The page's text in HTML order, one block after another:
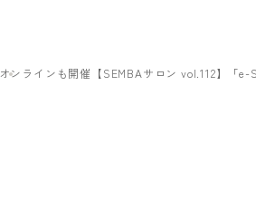
オンラインも開催【SEMBAサロン vol.112】「